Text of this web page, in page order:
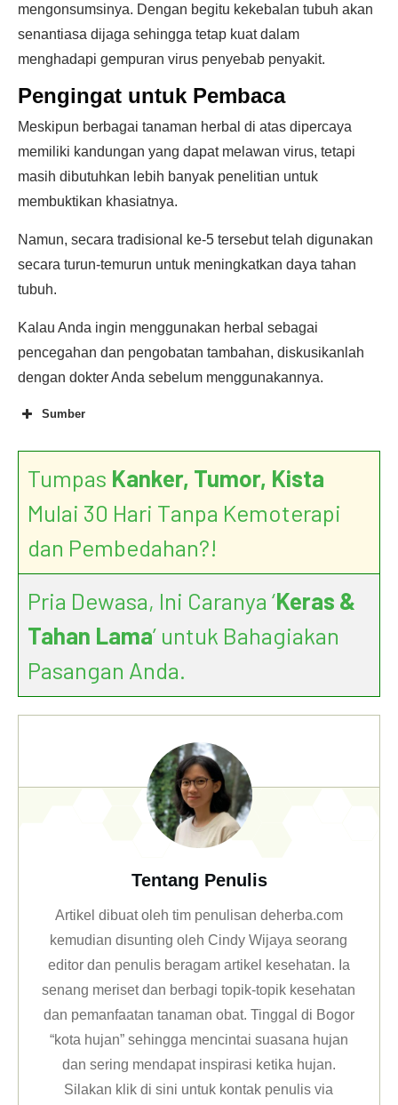
mengonsumsinya. Dengan begitu kekebalan tubuh akan
senantiasa dijaga sehingga tetap kuat dalam
menghadapi gempuran virus penyebab penyakit.
Pengingat untuk Pembaca
Meskipun berbagai tanaman herbal di atas dipercaya
memiliki kandungan yang dapat melawan virus, tetapi
masih dibutuhkan lebih banyak penelitian untuk
membuktikan khasiatnya.
Namun, secara tradisional ke-5 tersebut telah digunakan
secara turun-temurun untuk meningkatkan daya tahan
tubuh.
Kalau Anda ingin menggunakan herbal sebagai
pencegahan dan pengobatan tambahan, diskusikanlah
dengan dokter Anda sebelum menggunakannya.
Sumber
Products and Herbal Medicines
Tumpas Kanker, Tumor, Kista
Mulai 30 Hari Tanpa Kemoterapi
dan Pembedahan?!
Pria Dewasa, Ini Caranya ‘Keras &
Tahan Lama’ untuk Bahagiakan
Pasangan Anda.
Tentang Penulis
Artikel dibuat oleh tim penulisan deherba.com
kemudian disunting oleh Cindy Wijaya seorang
editor dan penulis beragam artikel kesehatan. Ia
senang meriset dan berbagi topik-topik kesehatan
dan pemanfaatan tanaman obat. Tinggal di Bogor
“kota hujan” sehingga mencintai suasana hujan
dan sering mendapat inspirasi ketika hujan.
Silakan klikdi sini untuk kontak penulis via